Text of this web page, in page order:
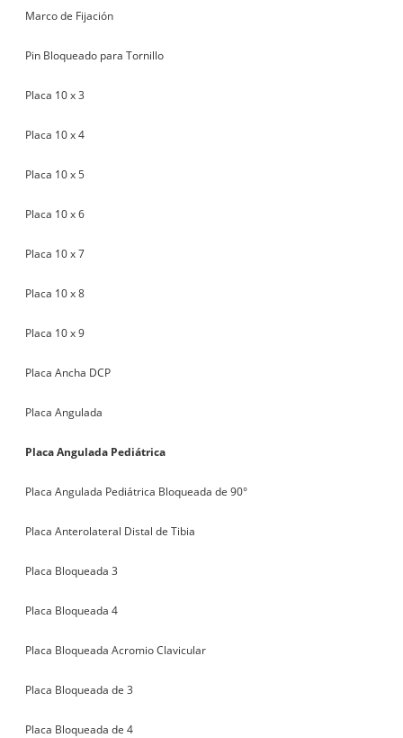
Marco de Fijación
Pin Bloqueado para Tornillo
Placa 10 x 3
Placa 10 x 4
Placa 10 x 5
Placa 10 x 6
Placa 10 x 7
Placa 10 x 8
Placa 10 x 9
Placa Ancha DCP
Placa Angulada
Placa Angulada Pediátrica
Placa Angulada Pediátrica Bloqueada de 90°
Placa Anterolateral Distal de Tibia
Placa Bloqueada 3
Placa Bloqueada 4
Placa Bloqueada Acromio Clavicular
Placa Bloqueada de 3
Placa Bloqueada de 4